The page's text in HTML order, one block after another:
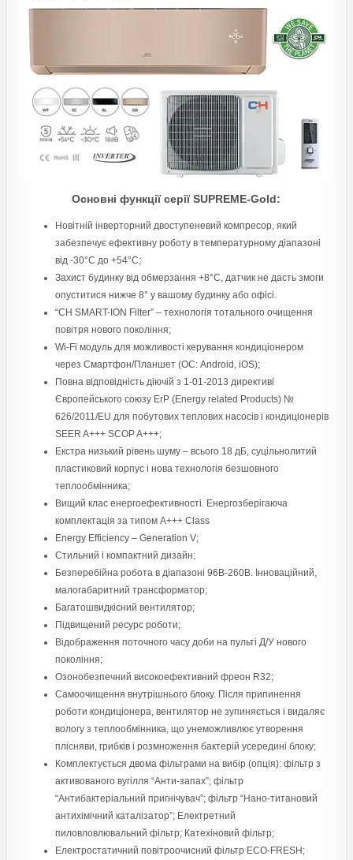
Основні функції серії SUPREME-Gold:
Новітній інверторний двоступеневий компресор, який
забезпечує ефективну роботу в температурному діапазоні
від -30°С до +54°C;
Захист будинку від обмерзання +8°C, датчик не дасть змоги
опуститися нижче 8° у вашому будинку або офісі.
“CH SMART-ION Filter” – технологія тотального очищення
повітря нового покоління;
Wi-Fi модуль для можливості керування кондиціонером
через Смартфон/Планшет (ОС: Android, iOS);
Повна відповідність діючій з 1-01-2013 директиві
Європейського союзу ErP (Energy related Products) №
626/2011/EU для побутових теплових насосів і кондиціонерів
SEER A+++ SCOP A+++;
Екстра низький рівень шуму – всього 18 дБ, суцільнолитий
пластиковий корпус і нова технологія безшовного
теплообмінника;
Вищий клас енергоефективності. Енергозберігаюча
комплектація за типом A+++ Class
Energy Efficiency – Generation V;
Стильний і компактний дизайн;
Безперебійна робота в діапазоні 96В-260В. Інноваційний,
малогабаритний трансформатор;
Багатошвидкісний вентилятор;
Підвищений ресурс роботи;
Відображення поточного часу доби на пульті Д/У нового
покоління;
Озонобезпечний високоефективний фреон R32;
Самоочищення внутрішнього блоку. Після припинення
роботи кондиціонера, вентилятор не зупиняється і видаляє
вологу з теплообмінника, що унеможливлює утворення
плісняви, грибків і розмноження бактерій усередині блоку;
Комплектується двома фільтрами на вибір (опція): фільтр з
активованого вугілля “Анти-запах”; фільтр
“Антибактеріальний пригнічувач”; фільтр “Нано-титановий
антихімічний каталізатор”; Електретний
пиловловлювальний фільтр; Катехіновий фільтр;
Електростатичний повітроочисний фільтр ЕСО-FRESH;